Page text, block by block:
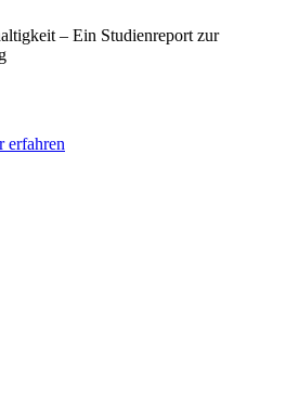
– Ein Studienreport zur
erfahren